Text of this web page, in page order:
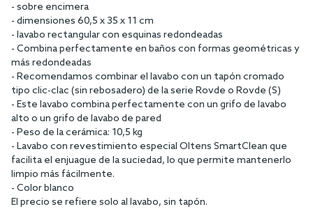
- sobre encimera
- dimensiones 60,5 x 35 x 11 cm
- lavabo rectangular con esquinas redondeadas
- Combina perfectamente en baños con formas geométricas y
más redondeadas
- Recomendamos combinar el lavabo con un tapón cromado
tipo clic-clac (sin rebosadero) de la serie Rovde o Rovde (S)
- Este lavabo combina perfectamente con un grifo de lavabo
alto o un grifo de lavabo de pared
- Peso de la cerámica: 10,5 kg
- Lavabo con revestimiento especial Oltens SmartClean que
facilita el enjuague de la suciedad, lo que permite mantenerlo
limpio más fácilmente.
- Color blanco
El precio se refiere solo al lavabo, sin tapón.